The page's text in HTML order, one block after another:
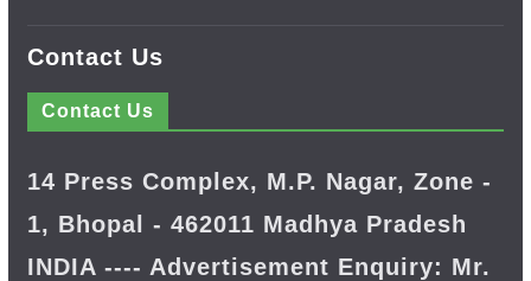
Contact Us
Contact Us
14 Press Complex, M.P. Nagar, Zone -
1, Bhopal - 462011 Madhya Pradesh
INDIA ---- Advertisement Enquiry: Mr.